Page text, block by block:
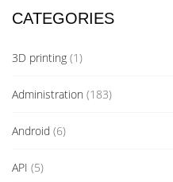
CATEGORIES
3D printing (1)
Administration (183)
Android (6)
API (5)